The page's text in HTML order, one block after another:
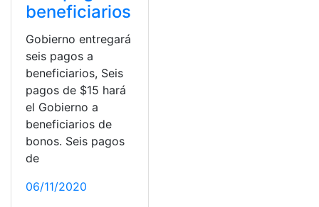
beneficiarios
Gobierno entregará
seis pagos a
beneficiarios, Seis
pagos de $15 hará
el Gobierno a
beneficiarios de
bonos. Seis pagos
de
06/11/2020